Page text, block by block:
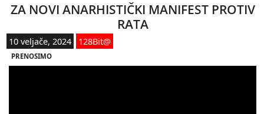
ZA NOVI ANARHISTIČKI MANIFEST PROTIV
RATA
10 veljače, 2024 128Bit@
PRENOSIMO